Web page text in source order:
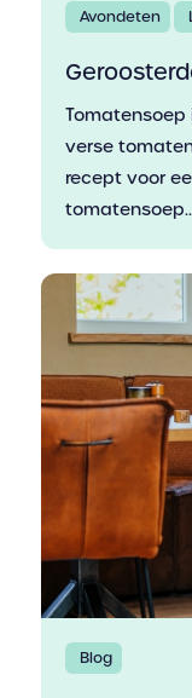
Avondeten
Tomatensoep
verse
recept voor
Blog